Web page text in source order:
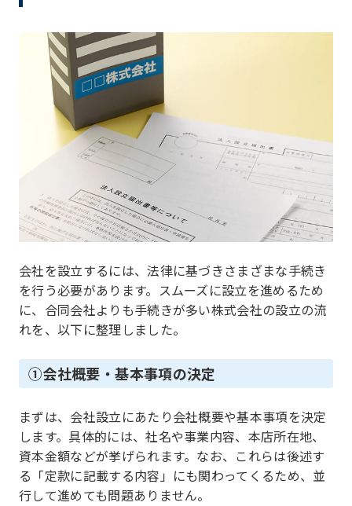
会社を設立するには、法律に基づきさまざまな手続き
を行う必要があります。スムーズに設立を進めるため
に、合同会社よりも手続きが多い株式会社の設立の流
れを、以下に整理しました。
①会社概要・基本事項の決定
まずは、会社設立にあたり会社概要や基本事項を決定
します。具体的には、社名や事業内容、本店所在地、
資本金額などが挙げられます。なお、これらは後述す
る「定款に記載する内容」にも関わってくるため、並
行して進めても問題ありません。